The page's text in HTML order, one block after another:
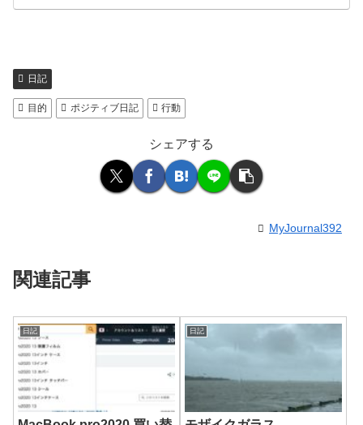
日記
目的 ポジティブ日記 行動
シェアする
MyJournal392
関連記事
日記 日記